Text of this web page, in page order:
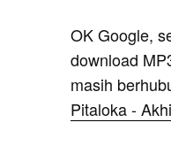
OK Google,
download
masih
Pitaloka -